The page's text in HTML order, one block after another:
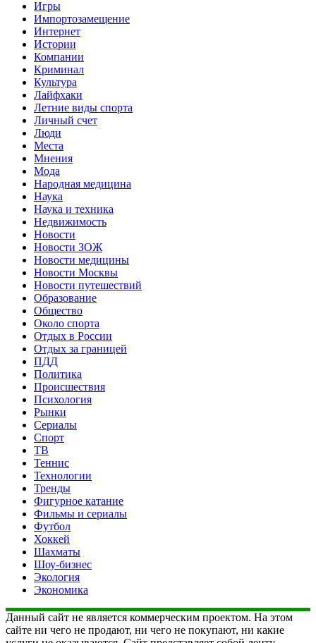
Игры
Импортозамещение
Интернет
Истории
Компании
Криминал
Культура
Лайфхаки
Летние виды спорта
Личный счет
Люди
Места
Мнения
Мода
Народная медицина
Наука
Наука и техника
Недвижимость
Новости
Новости ЗОЖ
Новости медицины
Новости Москвы
Новости путешествий
Образование
Общество
Около спорта
Отдых в России
Отдых за границей
ПДД
Политика
Происшествия
Психология
Рынки
Сериалы
Спорт
ТВ
Теннис
Технологии
Тренды
Фигурное катание
Фильмы и сериалы
Футбол
Хоккей
Шахматы
Шоу-бизнес
Экология
Экономика
Данный сайт не является коммерческим проектом. На этом
сайте ни чего не продают, ни чего не покупают, ни какие